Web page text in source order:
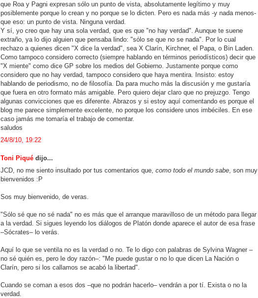
que Roa y Pagni expresan sólo un punto de vista, absolutamente legítimo y muy
posiblemente porque lo crean y no porque se lo dicten. Pero es nada más -y nada menos-
que eso: un punto de vista. Ninguna verdad.
Y sí, yo creo que hay una sola verdad, que es que "no hay verdad". Aunque te suene
extraño, ya lo dijo alguien que pensaba lindo: "sólo se que no se nada". Por lo cual
rechazo a quienes dicen "X dice la verdad", sea X Clarín, Kirchner, el Papa, o Bin Laden.
Como tampoco considero correcto (siempre hablando en términos periodísticos) decir que
"X miente" como dice GP sobre los medios del Gobierno. Justamente porque como
considero que no hay verdad, tampoco considero que haya mentira. Insisto: estoy
hablando de periodismo, no de filosofía. Da para mucho más la discusión y me gustaría
que fuera en otro formato más amigable. Pero quiero dejar claro que no prejuzgo. Tengo
algunas convicciones que es diferente. Abrazos y si estoy aquí comentando es porque el
blog me parece simplemente excelente, no porque los considere unos imbéciles. En ese
caso jamás me tomaría el trabajo de comentar.
saludos
24/8/10, 19:22
Toni Piqué dijo...
JCD, no me siento insultado por tus comentarios que, como todo el mundo sabe , son muy
bienvenidos :P
Sos muy bienvenido, de veras.
"Sólo sé que no sé nada" no es más que el arranque maravilloso de un método para llegar
a la verdad. Si sigues leyendo los diálogos de Platón donde aparece el autor de esa frase
–Sócrates– lo verás.
Aquí lo que se ventila no es la verdad o no. Te lo digo con palabras de Sylvina Wagner –
no sé quién es, pero le doy razón–: "Me puede gustar o no lo que dicen La Nación o
Clarín, pero si los callamos se acabó la libertad".
Cuando se coman a esos dos –que no podrán hacerlo– vendrán a por tí. Exista o no la
verdad.